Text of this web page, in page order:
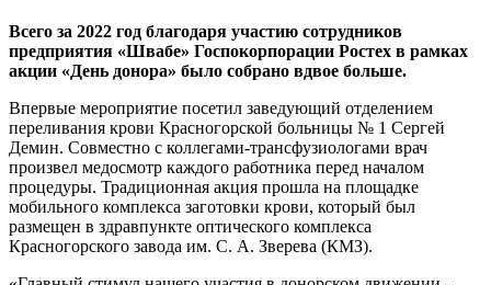
Всего за 2022 год благодаря участию сотрудников
предприятия «Швабе» Госпокорпорации Ростех в рамках
акции «День донора» было собрано вдвое больше.
Впервые мероприятие посетил заведующий отделением
переливания крови Красногорской больницы № 1 Сергей
Демин. Совместно с коллегами-трансфузиологами врач
произвел медосмотр каждого работника перед началом
процедуры. Традиционная акция прошла на площадке
мобильного комплекса заготовки крови, который был
размещен в здравпункте оптического комплекса
Красногорского завода им. С. А. Зверева (КМЗ).